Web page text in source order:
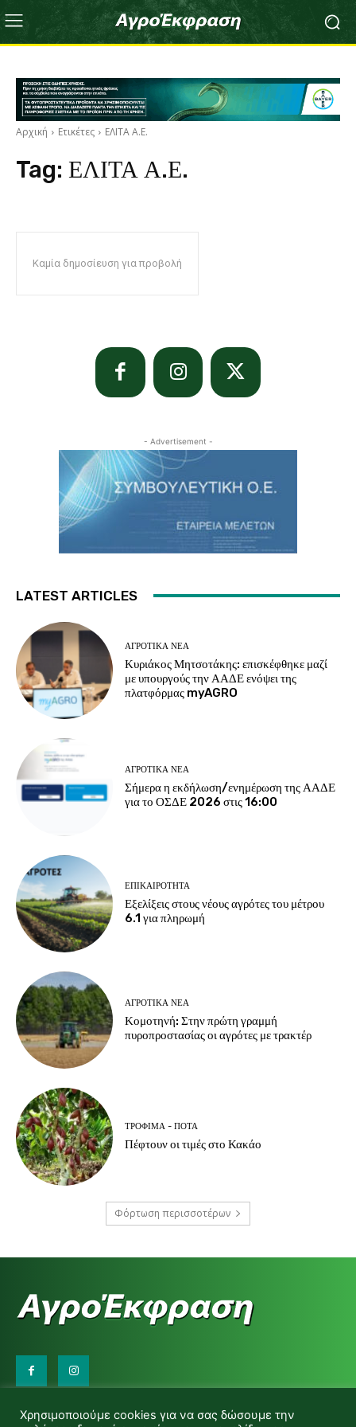
Αρχική Ετικέτες ΕΛΙΤΑ Α.Ε.
Tag: ΕΛΙΤΑ Α.Ε.
Καμία δημοσίευση για προβολή
- Advertisement -
LATEST ARTICLES
ΑΓΡΟΤΙΚΆ ΝΈΑ
Κυριάκος Μητσοτάκης: επισκέφθηκε μαζί
με υπουργούς την ΑΑΔΕ ενόψει της
πλατφόρμας myAGRO
ΑΓΡΟΤΙΚΆ ΝΈΑ
Σήμερα η εκδήλωση/ενημέρωση της ΑΑΔΕ
για το ΟΣΔΕ 2026 στις 16:00
ΕΠΙΚΑΙΡΌΤΗΤΑ
Εξελίξεις στους νέους αγρότες του μέτρου
6.1 για πληρωμή
ΑΓΡΟΤΙΚΆ ΝΈΑ
Κομοτηνή: Στην πρώτη γραμμή
πυροπροστασίας οι αγρότες με τρακτέρ
ΤΡΌΦΙΜΑ - ΠΟΤΆ
Πέφτουν οι τιμές στο Κακάο
Φόρτωση περισσοτέρων
d.makas@yahoo.gr
Χρησιμοποιούμε cookies για να σας δώσουμε την